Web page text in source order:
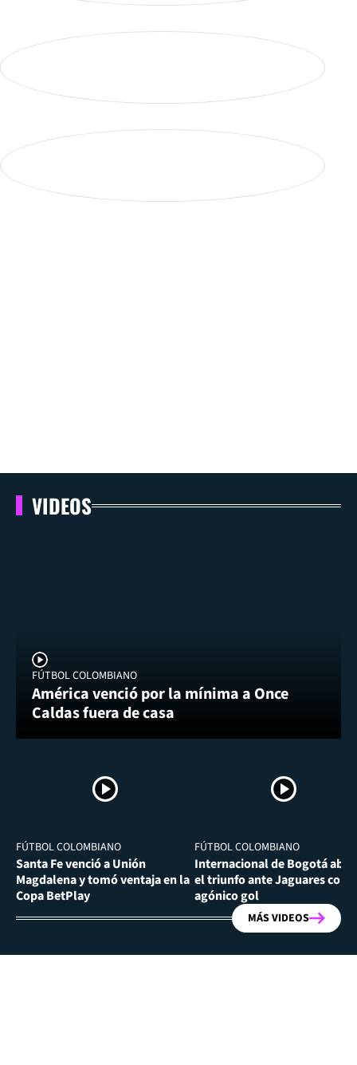
VIDEOS
FÚTBOL COLOMBIANO
América venció por la mínima a Once
Caldas fuera de casa
FÚTBOL COLOMBIANO
Santa Fe venció a Unión
Magdalena y tomó ventaja en la
Copa BetPlay
FÚTBOL COLOMBIANO
Internacional de Bogotá
el triunfo ante Jaguares con
agónico gol
MÁS VIDEOS